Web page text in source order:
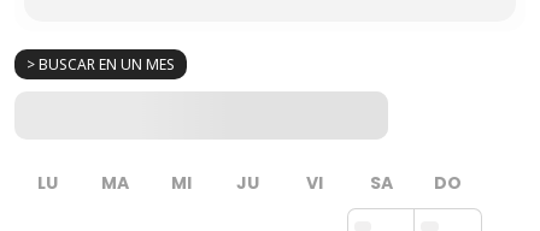
> BUSCAR EN UN MES
LU MA MI JU VI SA DO